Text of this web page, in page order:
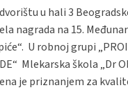
u hali 3
nagrada na 15.
U robnoj grupi
Mlekarska škola „Dr
je priznanjem za